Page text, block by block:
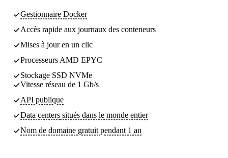
Gestionnaire Docker
Accès rapide aux journaux des conteneurs
Mises à jour en un clic
Processeurs AMD EPYC
Stockage SSD NVMe
Vitesse réseau de 1 Gb/s
API publique
Data centers situés dans le monde entier
Nom de domaine gratuit pendant 1 an